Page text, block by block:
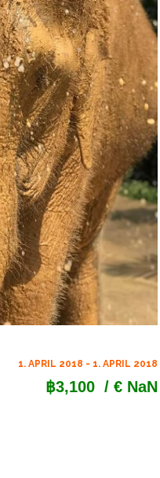
1. APRIL 2018 - 1. APRIL 2018
฿3,100 / € NaN